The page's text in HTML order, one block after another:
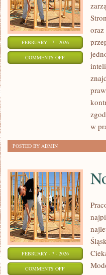
FEBRUARY - 7 - 2026
COMMENTS OFFON
CZYTELNIKÓW
w
POSTED BY ADMIN
FEBRUARY - 7 - 2026
COMMENTS OFFON